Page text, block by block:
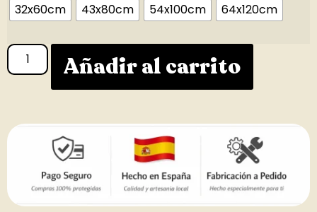
32x60cm 43x80cm 54x100cm 64x120cm
Añadir al carrito